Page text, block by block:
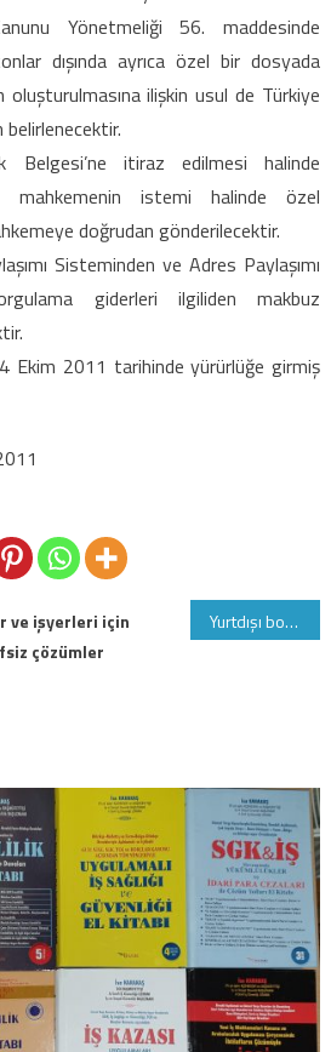
Yönetmeliği 56. maddesinde
dışında ayrıca özel bir dosyada
oluşturulmasına ilişkin usul de Türkiye
Belgesi’ne itiraz edilmesi halinde
mahkemenin istemi halinde özel
doğrudan gönderilecektir.
Sisteminden ve Adres Paylaşımı
giderleri ilgiliden makbuz
Ekim 2011 tarihinde yürürlüğe girmiş
Yurtdışı borçlanmasının şartları
ve işyerleri için
çözümler